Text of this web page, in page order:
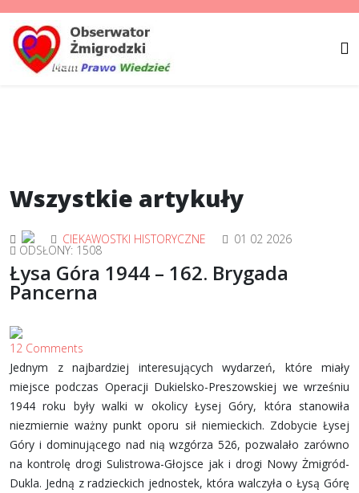
Wszystkie artykuły
CIEKAWOSTKI HISTORYCZNE 01 02 2026
ODSŁONY: 1508
Łysa Góra 1944 – 162. Brygada
Pancerna
12 Comments
Jednym z najbardziej interesujących wydarzeń, które miały
miejsce podczas Operacji Dukielsko-Preszowskiej we wrześniu
1944 roku były walki w okolicy Łysej Góry, która stanowiła
niezmiernie ważny punkt oporu sił niemieckich. Zdobycie Łysej
Góry i dominującego nad nią wzgórza 526, pozwalało zarówno
na kontrolę drogi Sulistrowa-Głojsce jak i drogi Nowy Żmigród-
Dukla. Jedną z radzieckich jednostek, która walczyła o Łysą Górę